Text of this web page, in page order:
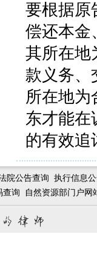
要根据原
偿还本金
其所在地
款义务、
所在地为
东才能在
的有效追
院公告查询
执行信息
查询 自然资源部门户网